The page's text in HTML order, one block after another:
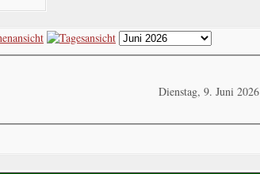
Dienstag, 9. Juni 2026